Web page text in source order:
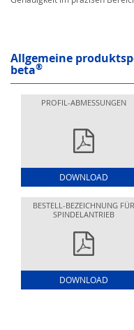
Allgemeine
beta®
PROFIL-ABMESSUNGEN
DOWNLOAD
BESTELL-BEZEICHNUNG FÜR
SPINDELANTRIEB
DOWNLOAD